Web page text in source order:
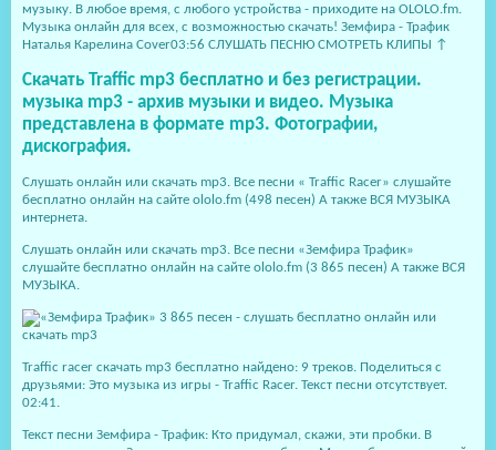
музыку. В любое время, с любого устройства - приходите на OLOLO.fm.
Музыка онлайн для всех, с возможностью скачать! Земфира - Трафик
Наталья Карелина Cover03:56 СЛУШАТЬ ПЕСНЮ СМОТРЕТЬ КЛИПЫ ↑
Скачать Traffic mp3 бесплатно и без регистрации.
музыка mp3 - архив музыки и видео. Музыка
представлена в формате mp3. Фотографии,
дискография.
Слушать онлайн или скачать mp3. Все песни « Traffic Racer» слушайте
бесплатно онлайн на сайте ololo.fm (498 песен) А также ВСЯ МУЗЫКА
интернета.
Слушать онлайн или скачать mp3. Все песни «Земфира Трафик»
слушайте бесплатно онлайн на сайте ololo.fm (3 865 песен) А также ВСЯ
МУЗЫКА.
Traffic racer скачать mp3 бесплатно найдено: 9 треков. Поделиться с
друзьями: Это музыка из игры - Traffic Racer. Текст песни отсутствует.
02:41.
Текст песни Земфира - Трафик: Кто придумал, скажи, эти пробки. В